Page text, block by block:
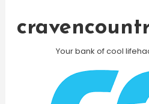
Your bank of cool